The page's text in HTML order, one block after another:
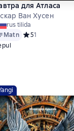
для Атласа
Ван Хусен
rus tilida
Matn Средний
51